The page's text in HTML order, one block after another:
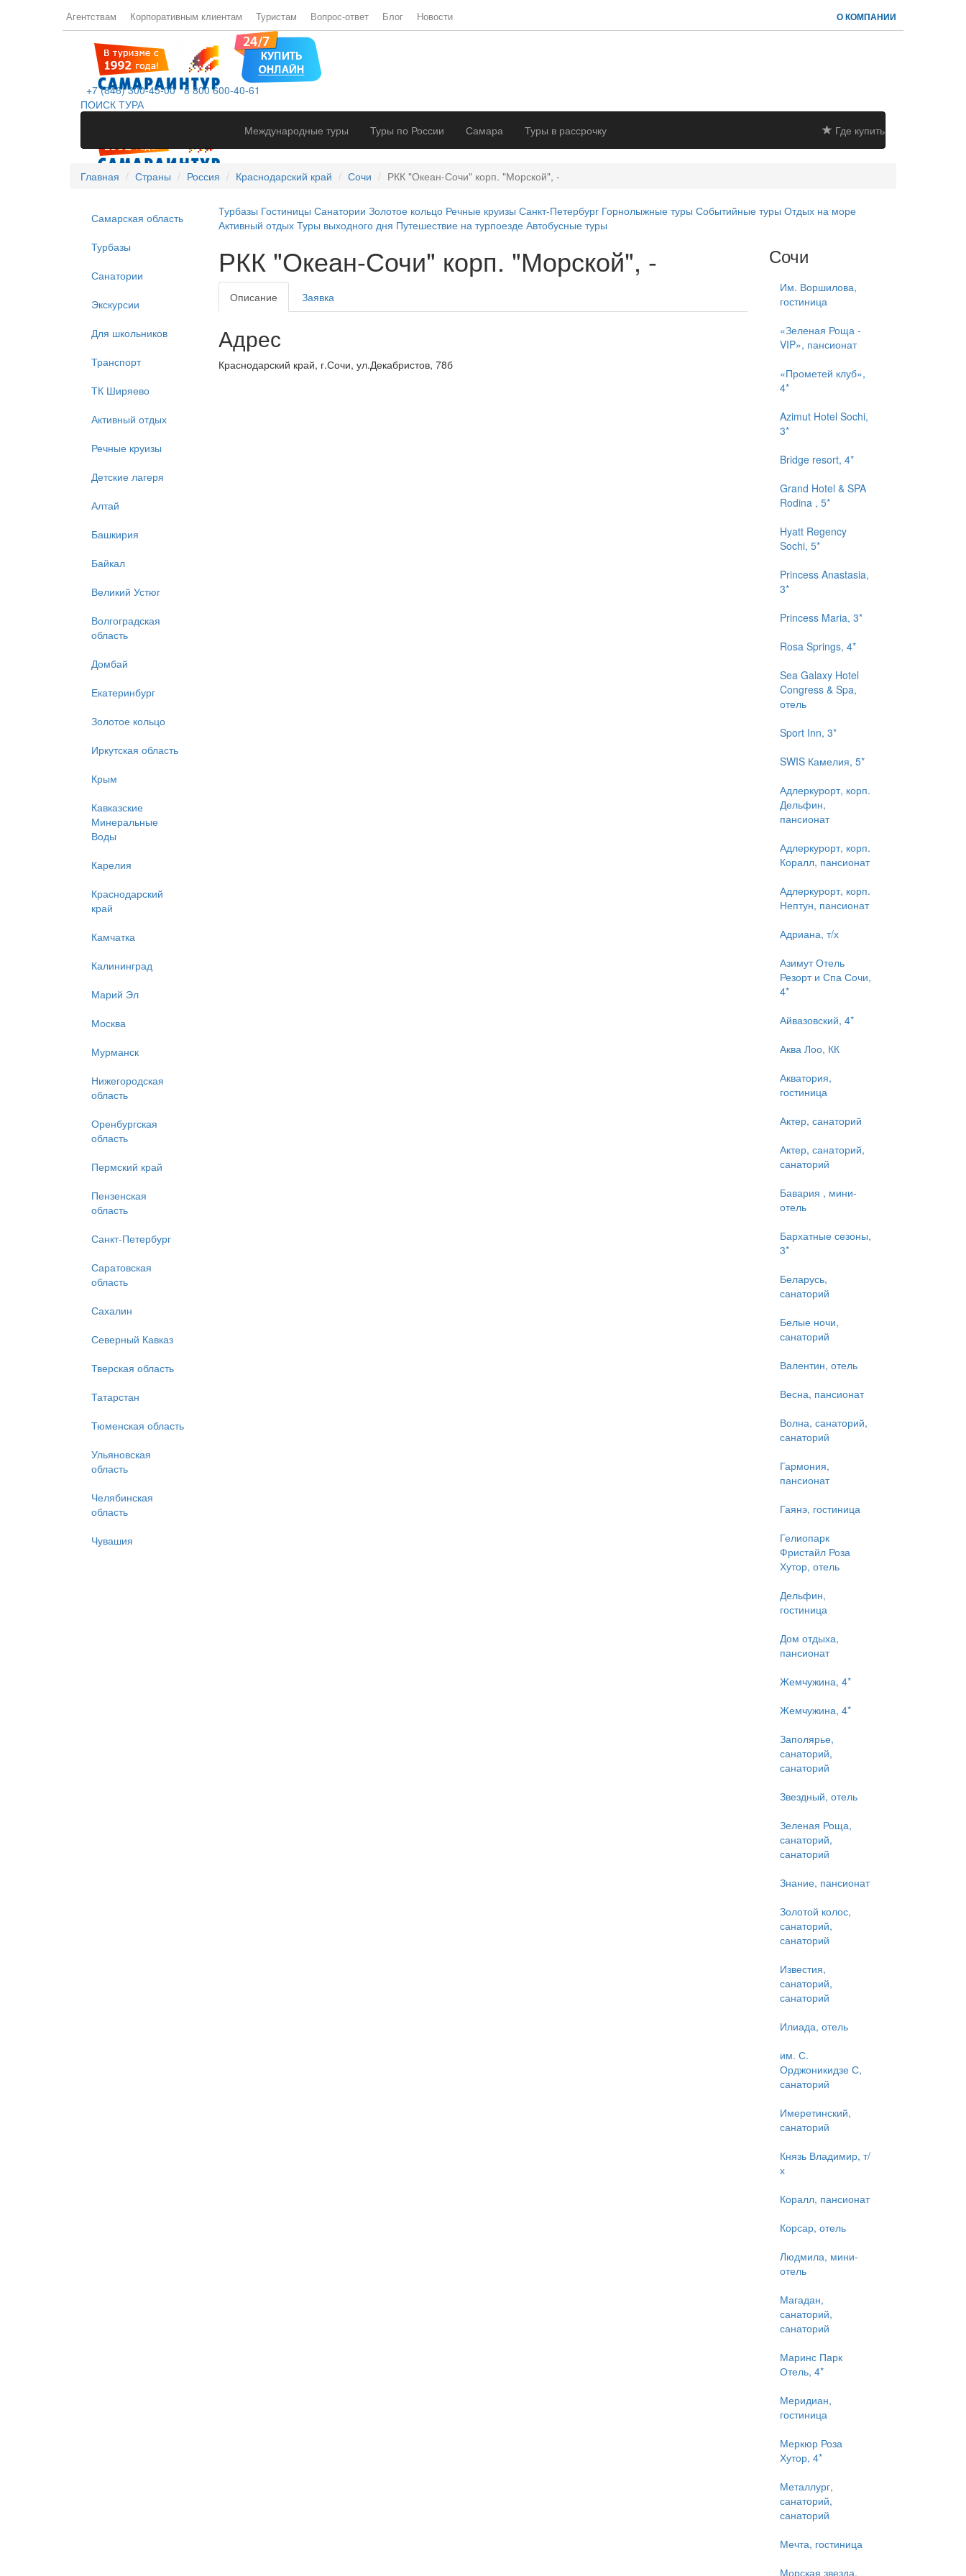
Агентствам Корпоративным клиентам Туристам Вопрос-ответ Блог Новости О КОМПАНИИ
+7 (846) 300-45-00 8 800 600-40-61
ПОИСК ТУРА
Международные туры
Туры по России Самара Туры в рассрочку Где купить
Главная Страны Россия Краснодарский край Сочи РКК "Океан-Сочи" корп. "Морской", -
Самарская область
Турбазы
Санатории
Экскурсии
Для школьников
Транспорт
ТК Ширяево
Активный отдых
Речные круизы
Детские лагеря
Алтай
Башкирия
Байкал
Великий Устюг
Волгоградская
область
Домбай
Екатеринбург
Золотое кольцо
Иркутская область
Крым
Кавказские
Минеральные
Воды
Карелия
Краснодарский
край
Камчатка
Калининград
Марий Эл
Москва
Мурманск
Нижегородская
область
Оренбургская
область
Пермский край
Пензенская
область
Санкт-Петербург
Саратовская
область
Сахалин
Северный Кавказ
Тверская область
Татарстан
Тюменская область
Ульяновская
область
Челябинская
область
Чувашия
Турбазы Гостиницы Санатории Золотое кольцо Речные круизы Санкт-Петербург Горнолыжные туры Событийные туры Отдых на море
Активный отдых Туры выходного дня Путешествие на турпоезде Автобусные туры
РКК "Океан-Сочи" корп. "Морской", -
Описание Заявка
Адрес
Краснодарский край, г.Сочи, ул.Декабристов, 78б
Сочи
Им. Воршилова,
гостиница
«Зеленая Роща -
VIP», пансионат
«Прометей клуб»,
4*
Azimut Hotel Sochi,
3*
Bridge resort, 4*
Grand Hotel & SPA
Rodina , 5*
Hyatt Regency
Sochi, 5*
Princess Anastasia,
3*
Princess Maria, 3*
Rosa Springs, 4*
Sea Galaxy Hotel
Congress & Spa,
отель
Sport Inn, 3*
SWIS Камелия, 5*
Адлеркурорт, корп.
Дельфин,
пансионат
Адлеркурорт, корп.
Коралл, пансионат
Адлеркурорт, корп.
Нептун, пансионат
Адриана, т/х
Азимут Отель
Резорт и Спа Сочи,
4*
Айвазовский, 4*
Аква Лоо, КК
Акватория,
гостиница
Актер, санаторий
Актер, санаторий,
санаторий
Бавария , мини-
отель
Бархатные сезоны,
3*
Беларусь,
санаторий
Белые ночи,
санаторий
Валентин, отель
Весна, пансионат
Волна, санаторий,
санаторий
Гармония,
пансионат
Гаянэ, гостиница
Гелиопарк
Фристайл Роза
Хутор, отель
Дельфин,
гостиница
Дом отдыха,
пансионат
Жемчужина, 4*
Жемчужина, 4*
Заполярье,
санаторий,
санаторий
Звездный, отель
Зеленая Роща,
санаторий,
санаторий
Знание, пансионат
Золотой колос,
санаторий,
санаторий
Известия,
санаторий,
санаторий
Илиада, отель
им. С.
Орджоникидзе С,
санаторий
Имеретинский,
санаторий
Князь Владимир, т/
х
Коралл, пансионат
Корсар, отель
Людмила, мини-
отель
Магадан,
санаторий,
санаторий
Маринс Парк
Отель, 4*
Меридиан,
гостиница
Меркюр Роза
Хутор, 4*
Металлург,
санаторий,
санаторий
Мечта, гостиница
Морская звезда,